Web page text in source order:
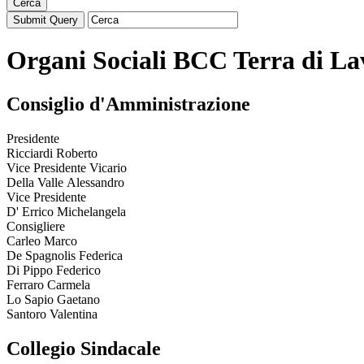
Cerca
Organi Sociali BCC Terra di
Consiglio d'Amministrazione
Presidente
Ricciardi Roberto
Vice Presidente Vicario
Della Valle Alessandro
Vice Presidente
D' Errico Michelangela
Consigliere
Carleo Marco
De Spagnolis Federica
Di Pippo Federico
Ferraro Carmela
Lo Sapio Gaetano
Santoro Valentina
Collegio Sindacale